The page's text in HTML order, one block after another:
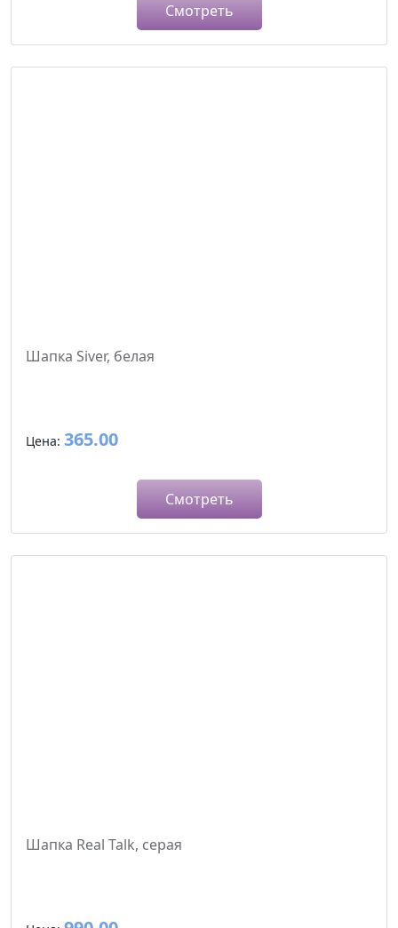
Смотреть
Шапка Siver, белая
Цена: 365.00
Смотреть
Шапка Real Talk, серая